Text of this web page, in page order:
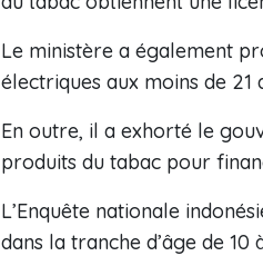
Le ministère a également
électriques aux moins de 21
En outre, il a exhorté le
produits du tabac pour
L’Enquête nationale
dans la tranche d’âge de